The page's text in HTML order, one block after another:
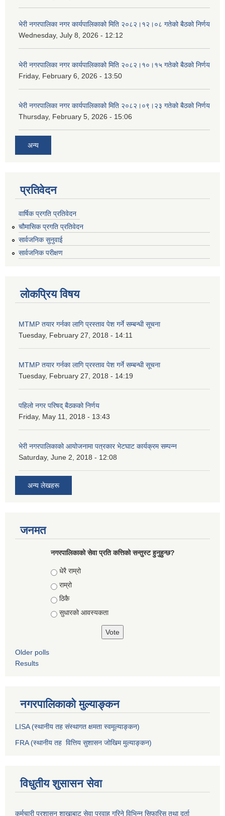
भेरी नगरपालिका नगर कार्यपालिकाको मिति २०८२।१२।०८ गतेको बैठको निर्णय
Wednesday, July 8, 2026 - 12:12
भेरी नगरपालिका नगर कार्यपालिकाको मिति २०८२।१०।१५ गतेको बैठको निर्णय
Friday, February 6, 2026 - 13:50
भेरी नगरपालिका नगर कार्यपालिकाको मिति २०८२।०९।२३ गतेको बैठको निर्णय
Thursday, February 5, 2026 - 15:06
अन्य
प्रतिवेदन
वार्षिक प्रगति प्रतिवेदन
चौमासिक प्रगति प्रतिवेदन
सार्वजनिक सुनुवाई
सार्वजनिक परीक्षण
लोकप्रिय विषय
MTMP तयार गर्नका लागि प्रस्ताव पेश गर्ने सम्बन्धी सूचना
Tuesday, February 27, 2018 - 14:11
MTMP तयार गर्नका लागि प्रस्ताव पेश गर्ने सम्बन्धी सूचना
Tuesday, February 27, 2018 - 14:19
पहिलो नगर परिषद् बैठकको निर्णय
Friday, May 11, 2018 - 13:43
भेरी नगरपालिकाको आयोजनामा पत्रकार भेटघाट कार्यक्रम सम्पन्न
Saturday, June 2, 2018 - 12:08
अन्य लेखहरू
जनमत
नगरपालिकाको सेवा प्रति कत्तिको सन्तुस्ट हुनुहुन्छ?
Choices
धेरै राम्रो
राम्रो
ठिकै
सुधारको आवस्यकता
Older polls
Results
नगरपालिकाको मुल्याङ्कन
LISA (स्थानीय तह संस्थागत क्षमता स्वमूल्याङ्कन)
FRA (स्थानीय तह वित्तिय सुशासन जोखिम मुल्याङ्कन)
विधुतीय शुसासन सेवा
कर्मचारी प्रशासन शाखाबाट सेवा प्रवाह गरिने विभिन्न सिफारिस तथा दर्ता